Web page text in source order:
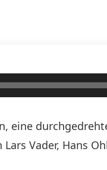
eine
Vader, Hans